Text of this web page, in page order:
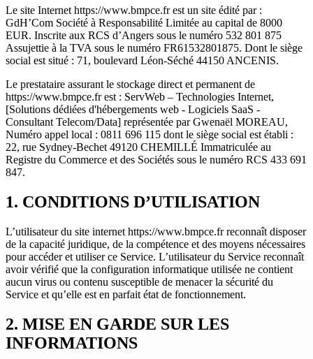
Le site Internet https://www.bmpce.fr est un site édité par : GdH’Com Société à
Responsabilité Limitée au capital de 8000 EUR. Inscrite aux RCS d’Angers sous
le numéro 532 801 875 Assujettie à la TVA sous le numéro FR61532801875. Dont
le siège social est situé : 71, boulevard Léon-Séché 44150 ANCENIS.
https://www.bmpce.fr est : ServWeb – Technologies Internet, [Solutions
dédiées d'hébergements web - Logiciels SaaS - Consultant Telecom/Data]
représentée par Gwenaël MOREAU, Numéro appel local : 0811 696 115 dont le
siège social est établi : 22, rue Sydney-Bechet 49120 CHEMILLÉ Immatriculée au
Registre du Commerce et des Sociétés sous le numéro RCS 433 691 847.
1. CONDITIONS D’UTILISATION
L’utilisateur du site internet https://www.bmpce.fr reconnaît disposer de la
accéder et utiliser ce Service. L’utilisateur du Service reconnaît avoir vérifié
que la configuration informatique utilisée ne contient aucun virus ou contenu
susceptible de menacer la sécurité du Service et qu’elle est en parfait état de
fonctionnement.
2. MISE EN GARDE SUR LES INFORMATIONS
L’exploitant du Service met tout en œuvre pour offrir aux utilisateurs des
informations et/ou outils disponibles et vérifiés mais ne saurait être tenu pour